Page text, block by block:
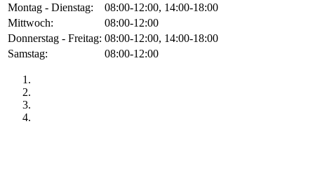
Montag - Dienstag:
08:00-12:00, 14:00-18:00
Mittwoch:
08:00-12:00
Donnerstag - Freitag: 08:00-12:00, 14:00-18:00
Samstag:
08:00-12:00